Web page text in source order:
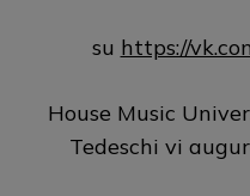
su https://
House Music
Tedeschi vi